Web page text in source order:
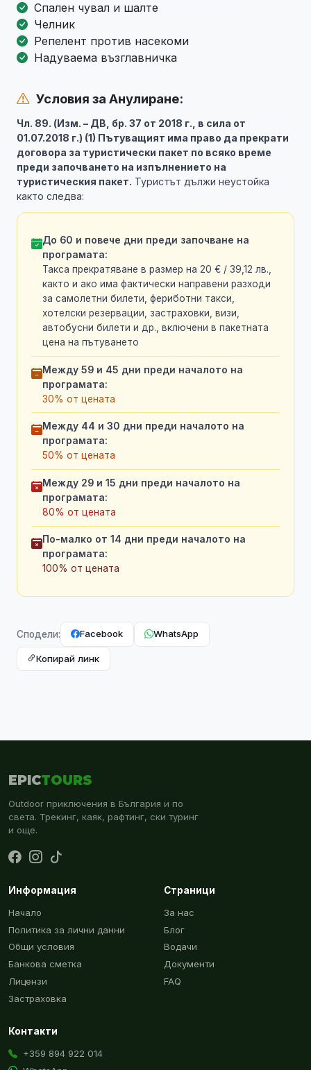
Спален чувал и шалте
Челник
Репелент против насекоми
Надуваема възглавничка
Условия за Анулиране:
Чл. 89. (Изм. – ДВ, бр. 37 от 2018 г., в сила от
01.07.2018 г.) (1) Пътуващият има право да прекрати
договора за туристически пакет по всяко време
преди започването на изпълнението на
туристическия пакет. Туристът дължи неустойка
както следва:
До 60 и повече дни преди започване на
програмата:
Такса прекратяване в размер на 20 € / 39,12 лв.,
както и ако има фактически направени разходи
за самолетни билети, фериботни такси,
хотелски резервации, застраховки, визи,
автобусни билети и др., включени в пакетната
цена на пътуването
Между 59 и 45 дни преди началото на
програмата:
30% от цената
Между 44 и 30 дни преди началото на
програмата:
50% от цената
Между 29 и 15 дни преди началото на
програмата:
80% от цената
По-малко от 14 дни преди началото на
програмата:
100% от цената
Сподели: Facebook WhatsApp
Копирай линк
EPICTOURS
Outdoor приключения в България и по
света. Трекинг, каяк, рафтинг, ски туринг
и още.
Информация
Начало
Политика за лични данни
Общи условия
Банкова сметка
Лицензи
Застраховка
Страници
За нас
Блог
Водачи
Документи
FAQ
Контакти
+359 894 922 014